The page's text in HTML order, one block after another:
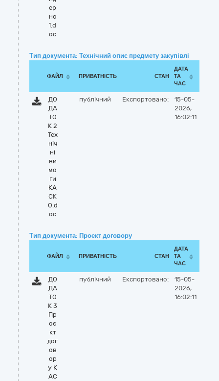
ер
но
ї.d
oc
Тип документа: Технічний опис предмету закупівлі
ФАЙЛ ПРИВАТНІСТЬ СТАН
ДАТА
ТА
ЧАС
ДО
ДА
ТО
К 2
Тех
ніч
ні
ви
мо
ги
КА
СК
О.d
oc
публічний Експортовано:
15-05-
2026,
16:02:11
Тип документа: Проект договору
ФАЙЛ ПРИВАТНІСТЬ СТАН
ДАТА
ТА
ЧАС
ДО
ДА
ТО
К 3
Пр
оє
кт
дог
ов
ор
у К
АС
публічний Експортовано:
15-05-
2026,
16:02:11